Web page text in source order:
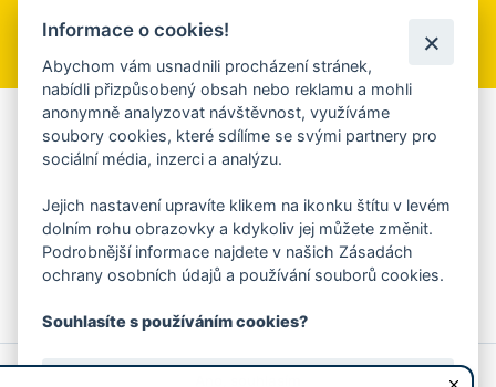
Přihlásit se k odběru
Aplikace Mobilní rozhlas
Chcete dostávat do svého mobilu či mailu upozornění na
ankety, pozvánky na kulturní a sportovní akce?
Více informací o aplikaci
© 2026 Magistrát města Zlína
Prohlášení o používání cookies
Informace o cookies!
Abychom vám usnadnili procházení stránek,
nabídli přizpůsobený obsah nebo reklamu a mohli
anonymně analyzovat návštěvnost, využíváme
soubory cookies, které sdílíme se svými partnery pro
sociální média, inzerci a analýzu.
Jejich nastavení upravíte klikem na ikonku štítu v levém
dolním rohu obrazovky a kdykoliv jej můžete změnit.
Podrobnější informace najdete v našich Zásadách
ochrany osobních údajů a používání souborů cookies.
Souhlasíte s používáním cookies?